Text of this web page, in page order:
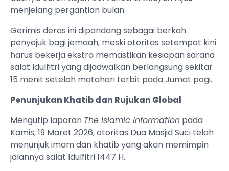
menjelang pergantian bulan.
Gerimis deras ini dipandang sebagai berkah
penyejuk bagi jemaah, meski otoritas setempat kini
harus bekerja ekstra memastikan kesiapan sarana
salat Idulfitri yang dijadwalkan berlangsung sekitar
15 menit setelah matahari terbit pada Jumat pagi.
Penunjukan Khatib dan Rujukan Global
Mengutip laporan The Islamic Information pada
Kamis, 19 Maret 2026, otoritas Dua Masjid Suci telah
menunjuk imam dan khatib yang akan memimpin
jalannya salat Idulfitri 1447 H.